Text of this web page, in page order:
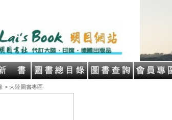
> 大陸圖書專區